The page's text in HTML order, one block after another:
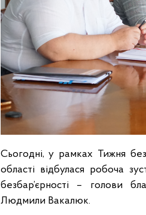
Сьогодні, у рамках Тижня
області відбулася робоча
безбар’єрності – голови
Людмили Вакалюк.